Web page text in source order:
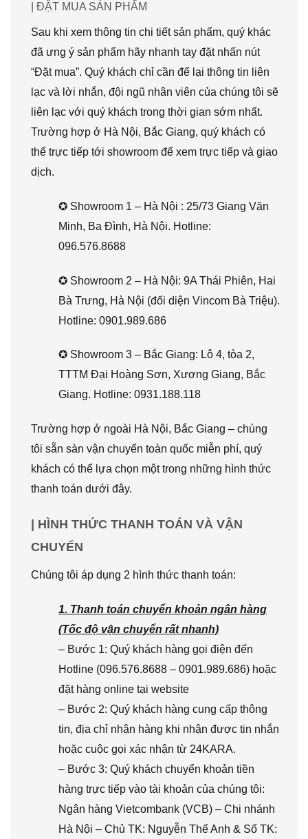
| ĐẶT MUA SẢN PHẨM
Sau khi xem thông tin chi tiết sản phẩm, quý khác
đã ưng ý sản phẩm hãy nhanh tay đặt nhấn nút
“Đặt mua”. Quý khách chỉ cần để lại thông tin liên
lạc và lời nhắn, đội ngũ nhân viên của chúng tôi sẽ
liên lạc với quý khách trong thời gian sớm nhất.
Trường hợp ở Hà Nội, Bắc Giang, quý khách có
thể trực tiếp tới showroom để xem trực tiếp và giao
dịch.
✪ Showroom 1 – Hà Nội : 25/73 Giang Văn
Minh, Ba Đình, Hà Nội. Hotline:
096.576.8688
✪ Showroom 2 – Hà Nội: 9A Thái Phiên, Hai
Bà Trưng, Hà Nội (đối diện Vincom Bà Triệu).
Hotline: 0901.989.686
✪ Showroom 3 – Bắc Giang: Lô 4, tòa 2,
TTTM Đại Hoàng Sơn, Xương Giang, Bắc
Giang. Hotline: 0931.188.118
Trường hợp ở ngoài Hà Nội, Bắc Giang – chúng
tôi sẵn sàn vận chuyển toàn quốc miễn phí, quý
khách có thể lựa chọn một trong những hình thức
thanh toán dưới đây.
| HÌNH THỨC THANH TOÁN VÀ VẬN
CHUYỂN
Chúng tôi áp dụng 2 hình thức thanh toán:
1. Thanh toán chuyển khoản ngân hàng
(Tốc độ vận chuyển rất nhanh)
– Bước 1: Quý khách hàng gọi điện đến
Hotline (096.576.8688 – 0901.989.686) hoặc
đặt hàng online tại website
– Bước 2: Quý khách hàng cung cấp thông
tin, địa chỉ nhận hàng khi nhận được tin nhắn
hoặc cuộc gọi xác nhận từ 24KARA.
– Bước 3: Quý khách chuyển khoản tiền
hàng trực tiếp vào tài khoản của chúng tôi:
Ngân hàng Vietcombank (VCB) – Chi nhánh
Hà Nội – Chủ TK: Nguyễn Thế Anh & Số TK: